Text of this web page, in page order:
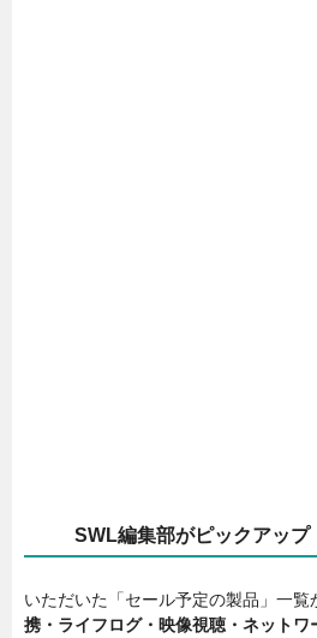
SWL編集部がピックアップ
いただいた「セール予定の製品」一覧
携・ライフログ・映像視聴・ネットワ